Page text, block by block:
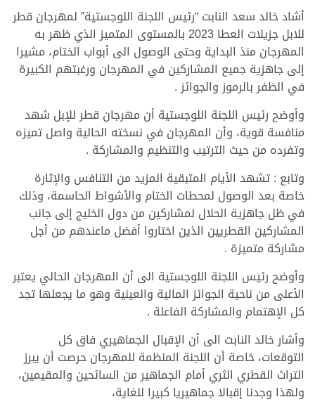
أشاد خالد سعد النابت “رئيس اللجنة اللوجستية” لمهرجان قطر
للابل جزيلات العطا 2023 بالمستوى المتميز الذي ظهر به
المهرجان منذ البداية وحتى الوصول الى أبواب الختام، مشيرا
إلى جاهزية جميع المشاركين في المهرجان ورغبتهم الكبيرة
في الظفر بالرموز والجوائز .
وأوضح رئيس اللجنة اللوجستية أن مهرجان قطر للإبل شهد
منافسة قوية، وأن المهرجان في نسخته الحالية واصل تميزه
وتفرده من حيث الترتيب والتنظيم والمشاركة .
وتابع : تشهد الأيام المتبقية المزيد من التنافس والإثارة
خاصة بعد الوصول لمحطات الختام والأشواط الحاسمة، وذلك
في ظل جاهزية الحلال لمشاركين من دول الخليج إلى جانب
المشاركين القطريين الذين اختاروا أفضل ماعندهم من أجل
مشاركة متميزة .
وأوضح رئيس اللجنة اللوجستية الى أن المهرجان الحالي يعتبر
الأعلى من ناحية الجوائز المالية والعينية وهو ما يجعلها تجد
كل الإهتمام والمشاركة الفاعلة .
وأشار خالد النابت الى أن الإقبال الجماهيري فاق كل
التوقعات، خاصة أن اللجنة المنظمة للمهرجان حرصت أن يبرز
التراث القطري الثري أمام الجماهير من السائحين والمقيمين،
ولهذا وجدنا إقبالا جماهيريا كبيرا للغاية،